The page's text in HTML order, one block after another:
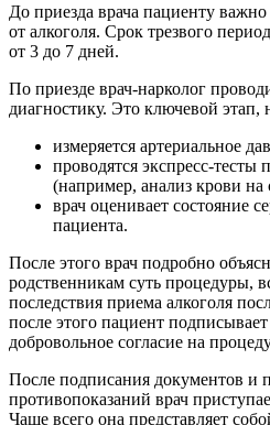
До приезда врача пациенту
от алкоголя. Срок трезвого
от 3 до 7 дней.
По приезде врач-нарколог
диагностику. Это ключевой этап,
измеряется артериальное
проводятся экспресс-тесты
(например, анализ крови на
врач оценивает состояние
пациента.
После этого врач подробно
родственникам суть процедуры,
последствия приема алкоголя
после этого пациент
добровольное согласие на
После подписания документов и
противопоказаний врач
Чаще всего она представляет